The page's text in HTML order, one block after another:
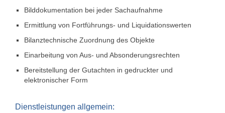
Datenschutz
Rechtliche Hinweise
AGB
Türkçe
Bilddokumentation bei jeder Sachaufnahme
Ermittlung von Fortführungs- und Liquidationswerten
Bilanztechnische Zuordnung des Objekte
Einarbeitung von Aus- und Absonderungsrechten
Bereitstellung der Gutachten in gedruckter und
elektronischer Form
Dienstleistungen allgemein: